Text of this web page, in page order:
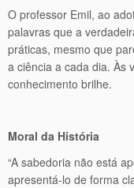
O professor Emil, ao
palavras que a
práticas, mesmo que
a ciência a cada dia. Às
conhecimento brilhe.
Moral da História
“A sabedoria não está
apresentá-lo de forma